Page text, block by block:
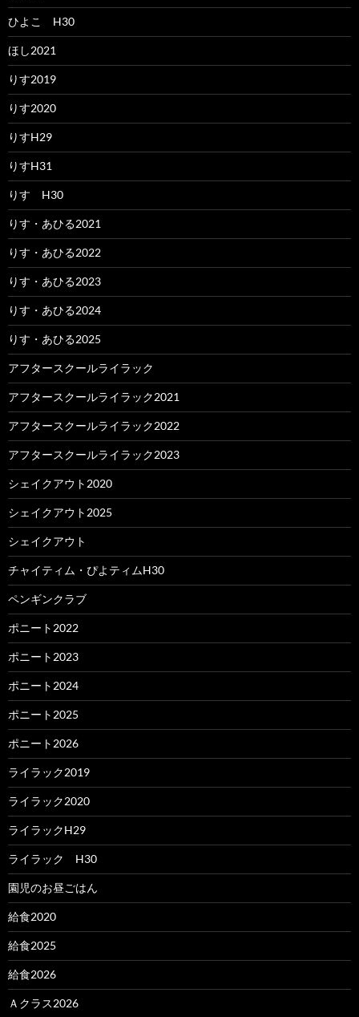
ひよこ H30
ほし2021
りす2019
りす2020
りすH29
りすH31
りす H30
りす・あひる2021
りす・あひる2022
りす・あひる2023
りす・あひる2024
りす・あひる2025
アフタースクールライラック
アフタースクールライラック2021
アフタースクールライラック2022
アフタースクールライラック2023
シェイクアウト2020
シェイクアウト2025
シェイクアウト
チャイティム・ぴよティムH30
ペンギンクラブ
ポニート2022
ポニート2023
ポニート2024
ポニート2025
ポニート2026
ライラック2019
ライラック2020
ライラックH29
ライラック H30
園児のお昼ごはん
給食2020
給食2025
給食2026
Ａクラス2026